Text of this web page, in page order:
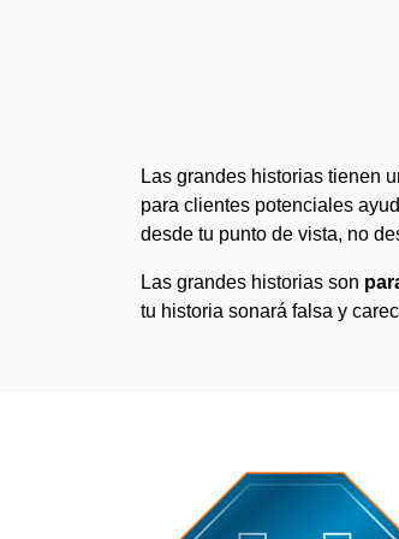
Las grandes historias tienen
para clientes potenciales
desde tu punto de vista, no
Las grandes historias son
tu historia sonará falsa y